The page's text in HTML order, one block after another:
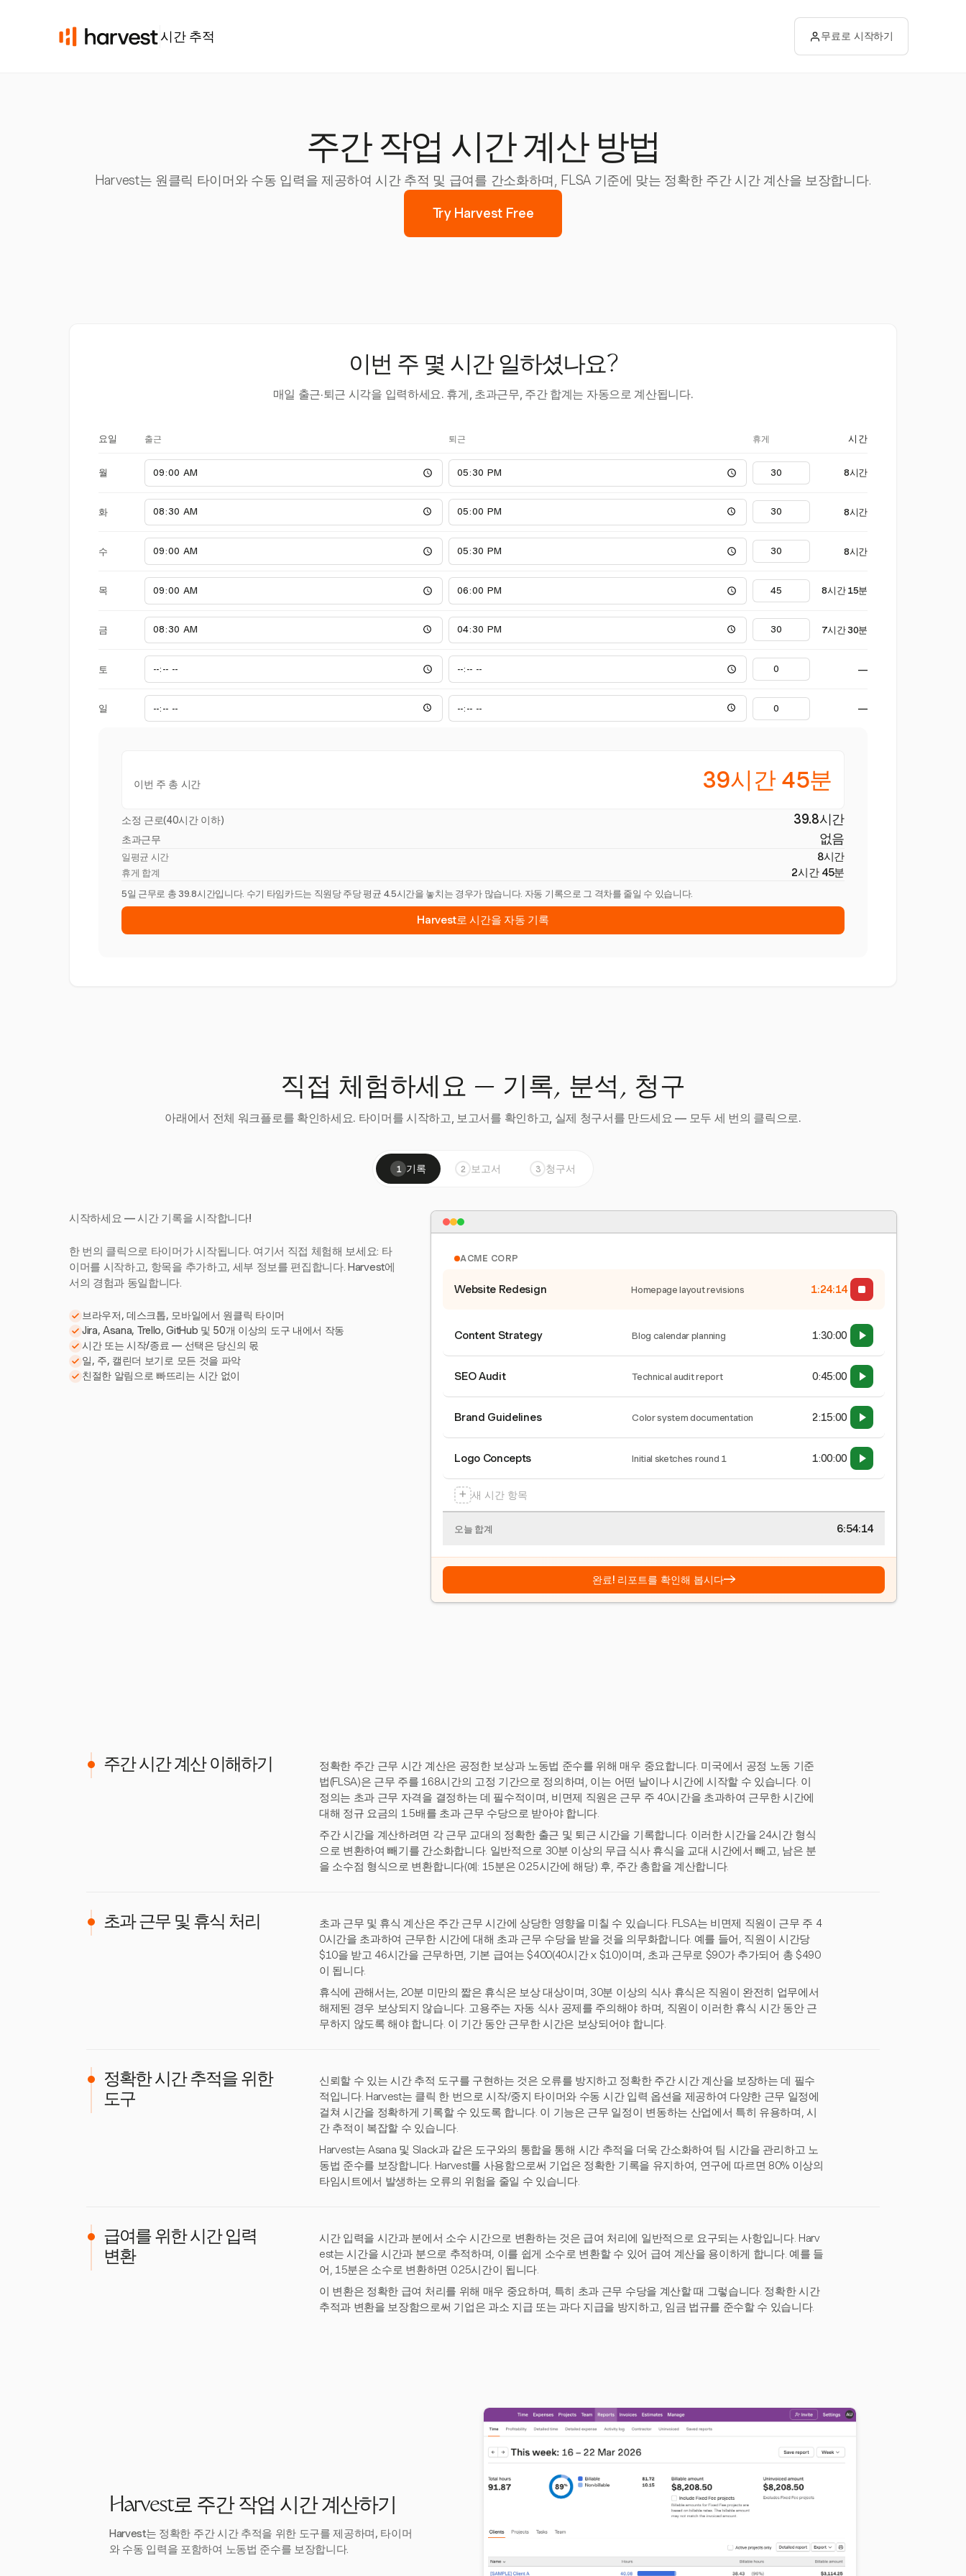
시간 추적 무료로 시작하기
주간 작업 시간 계산 방법
Harvest는 원클릭 타이머와 수동 입력을 제공하여 시간 추적 및 급여를 간소화하며, FLSA 기준에 맞는 정확한 주간 시간 계산을 보장합니다.
Try Harvest Free
이번 주 몇 시간 일하셨나요?
매일 출근·퇴근 시각을 입력하세요. 휴게, 초과근무, 주간 합계는 자동으로 계산됩니다.
요일 출근 퇴근 휴게 시간
월 8시간
화 8시간
수 8시간
목 8시간 15분
금 7시간 30분
토 —
일 —
이번 주 총 시간 39시간 45분
소정 근로(40시간 이하) 39.8시간
초과근무 없음
일평균 시간 8시간
휴게 합계 2시간 45분
5일 근무로 총 39.8시간입니다. 수기 타임카드는 직원당 주당 평균 4.5시간을 놓치는 경우가 많습니다. 자동 기록으로 그 격차를 줄일 수 있습니다.
Harvest로 시간을 자동 기록
직접 체험하세요 — 기록, 분석, 청구
아래에서 전체 워크플로를 확인하세요. 타이머를 시작하고, 보고서를 확인하고, 실제 청구서를 만드세요 — 모두 세 번의 클릭으로.
1 기록 2 보고서 3 청구서
시작하세요 — 시간 기록을 시작합니다!
한 번의 클릭으로 타이머가 시작됩니다. 여기서 직접 체험해 보세요: 타
이머를 시작하고, 항목을 추가하고, 세부 정보를 편집합니다. Harvest에
서의 경험과 동일합니다.
브라우저, 데스크톱, 모바일에서 원클릭 타이머
Jira, Asana, Trello, GitHub 및 50개 이상의 도구 내에서 작동
시간 또는 시작/종료 — 선택은 당신의 몫
일, 주, 캘린더 보기로 모든 것을 파악
친절한 알림으로 빠뜨리는 시간 없이
ACME CORP
Website Redesign Homepage layout revisions 1:24:15
Content Strategy Blog calendar planning 1:30:00
SEO Audit Technical audit report 0:45:00
Brand Guidelines Color system documentation 2:15:00
Logo Concepts Initial sketches round 1 1:00:00
+ 새 시간 항목
오늘 합계 6:54:15
완료! 리포트를 확인해 봅시다→
주간 시간 계산 이해하기
정확한 주간 근무 시간 계산은 공정한 보상과 노동법 준수를 위해 매우 중요합니다. 미국에서 공정 노동 기준
법(FLSA)은 근무 주를 168시간의 고정 기간으로 정의하며, 이는 어떤 날이나 시간에 시작할 수 있습니다. 이
정의는 초과 근무 자격을 결정하는 데 필수적이며, 비면제 직원은 근무 주 40시간을 초과하여 근무한 시간에
대해 정규 요금의 1.5배를 초과 근무 수당으로 받아야 합니다.
주간 시간을 계산하려면 각 근무 교대의 정확한 출근 및 퇴근 시간을 기록합니다. 이러한 시간을 24시간 형식
으로 변환하여 빼기를 간소화합니다. 일반적으로 30분 이상의 무급 식사 휴식을 교대 시간에서 빼고, 남은 분
을 소수점 형식으로 변환합니다(예: 15분은 0.25시간에 해당) 후, 주간 총합을 계산합니다.
초과 근무 및 휴식 처리
초과 근무 및 휴식 계산은 주간 근무 시간에 상당한 영향을 미칠 수 있습니다. FLSA는 비면제 직원이 근무 주 4
0시간을 초과하여 근무한 시간에 대해 초과 근무 수당을 받을 것을 의무화합니다. 예를 들어, 직원이 시간당
$10을 받고 46시간을 근무하면, 기본 급여는 $400(40시간 x $10)이며, 초과 근무로 $90가 추가되어 총 $490
이 됩니다.
휴식에 관해서는, 20분 미만의 짧은 휴식은 보상 대상이며, 30분 이상의 식사 휴식은 직원이 완전히 업무에서
해제된 경우 보상되지 않습니다. 고용주는 자동 식사 공제를 주의해야 하며, 직원이 이러한 휴식 시간 동안 근
무하지 않도록 해야 합니다. 이 기간 동안 근무한 시간은 보상되어야 합니다.
정확한 시간 추적을 위한
도구
신뢰할 수 있는 시간 추적 도구를 구현하는 것은 오류를 방지하고 정확한 주간 시간 계산을 보장하는 데 필수
적입니다. Harvest는 클릭 한 번으로 시작/중지 타이머와 수동 시간 입력 옵션을 제공하여 다양한 근무 일정에
걸쳐 시간을 정확하게 기록할 수 있도록 합니다. 이 기능은 근무 일정이 변동하는 산업에서 특히 유용하며, 시
간 추적이 복잡할 수 있습니다.
Harvest는 Asana 및 Slack과 같은 도구와의 통합을 통해 시간 추적을 더욱 간소화하여 팀 시간을 관리하고 노
동법 준수를 보장합니다. Harvest를 사용함으로써 기업은 정확한 기록을 유지하여, 연구에 따르면 80% 이상의
타임시트에서 발생하는 오류의 위험을 줄일 수 있습니다.
급여를 위한 시간 입력
변환
시간 입력을 시간과 분에서 소수 시간으로 변환하는 것은 급여 처리에 일반적으로 요구되는 사항입니다. Harv
est는 시간을 시간과 분으로 추적하며, 이를 쉽게 소수로 변환할 수 있어 급여 계산을 용이하게 합니다. 예를 들
어, 15분은 소수로 변환하면 0.25시간이 됩니다.
이 변환은 정확한 급여 처리를 위해 매우 중요하며, 특히 초과 근무 수당을 계산할 때 그렇습니다. 정확한 시간
추적과 변환을 보장함으로써 기업은 과소 지급 또는 과다 지급을 방지하고, 임금 법규를 준수할 수 있습니다.
Harvest로 주간 작업 시간 계산하기
Harvest는 정확한 주간 시간 추적을 위한 도구를 제공하며, 타이머
와 수동 입력을 포함하여 노동법 준수를 보장합니다.